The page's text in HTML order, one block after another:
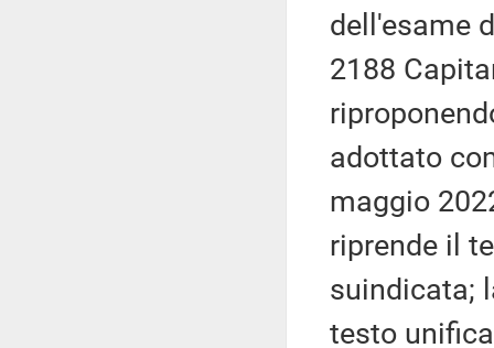
dell'esame
2188
adottato
maggio
riprende il
suindicata;
testo